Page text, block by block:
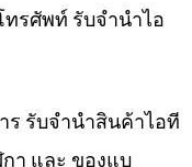
รศัพท์ รับจำนำไอ
ร รับจำนำสินค้าไอที
า และ ของแบ